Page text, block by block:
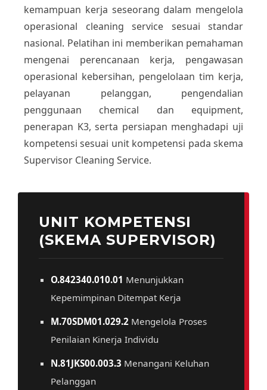
kemampuan kerja seseorang dalam mengelola
operasional cleaning service sesuai standar
nasional. Pelatihan ini memberikan pemahaman
mengenai perencanaan kerja, pengawasan
operasional kebersihan, pengelolaan tim kerja,
pelayanan pelanggan, pengendalian
penggunaan chemical dan equipment,
penerapan K3, serta persiapan menghadapi uji
kompetensi sesuai unit kompetensi pada skema
Supervisor Cleaning Service.
UNIT KOMPETENSI
(SKEMA SUPERVISOR)
O.842340.010.01 Menunjukkan
Kepemimpinan Ditempat Kerja
M.70SDM01.029.2 Mengelola Proses
Penilaian Kinerja Individu
N.81JKS00.003.3 Menangani Keluhan
Pelanggan